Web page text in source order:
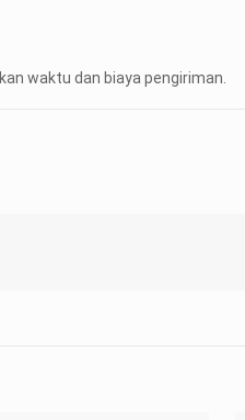
waktu dan biaya pengiriman.